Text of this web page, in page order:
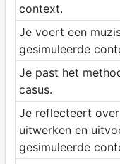
context.
Je voert een
gesimuleerde
Je past het
casus.
Je reflecteert
uitwerken en
gesimuleerde